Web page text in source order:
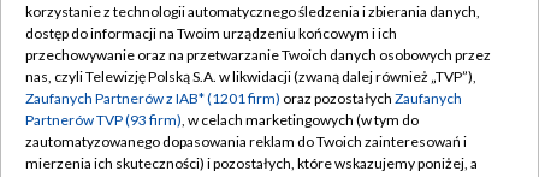
TVP
Abonament TVP
Emisja w TVP
Centrum informacji TVP
Naziemna Telewizja Cyfrowa
Regulamin TVP
Polityka prywatności
Moje zgody
korzystanie z technologii automatycznego śledzenia i zbierania danych,
dostęp do informacji na Twoim urządzeniu końcowym i ich
przechowywanie oraz na przetwarzanie Twoich danych osobowych przez
nas, czyli Telewizję Polską S.A. w likwidacji (zwaną dalej również „TVP”),
Zaufanych Partnerów z IAB* (1201 firm) oraz pozostałych Zaufanych
Partnerów TVP (93 firm), w celach marketingowych (w tym do
zautomatyzowanego dopasowania reklam do Twoich zainteresowań i
mierzenia ich skuteczności) i pozostałych, które wskazujemy poniżej, a